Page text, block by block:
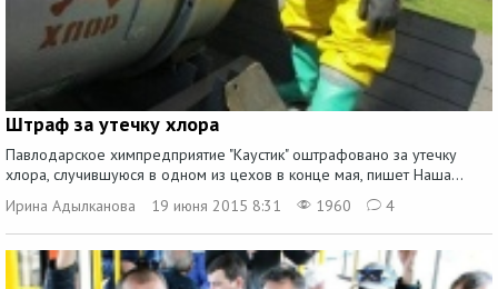
Штраф за утечку хлора
Павлодарское химпредприятие "Каустик" оштрафовано за утечку
хлора, случившуюся в одном из цехов в конце мая, пишет Наша...
Ирина Адылканова
19 июня 2015 8:31 1960 4